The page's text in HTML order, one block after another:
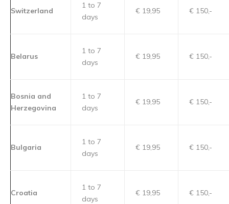
Switzerland
1 to 7
days
€ 19,95 € 150,-
Belarus
1 to 7
days
€ 19,95 € 150,-
Bosnia and
Herzegovina
1 to 7
days
€ 19,95 € 150,-
Bulgaria
1 to 7
days
€ 19,95 € 150,-
Croatia
1 to 7
days
€ 19,95 € 150,-